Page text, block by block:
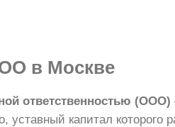
в Москве
ответственностью (ООО)
уставный капитал